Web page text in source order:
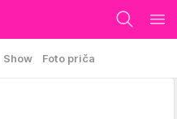
Show Foto priča